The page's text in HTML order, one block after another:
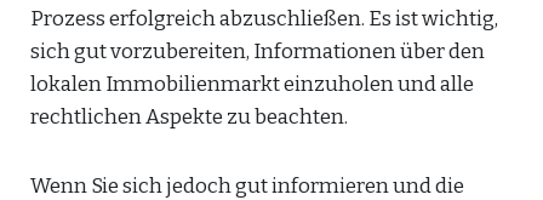
Prozess erfolgreich abzuschließen. Es ist wichtig,
sich gut vorzubereiten, Informationen über den
lokalen Immobilienmarkt einzuholen und alle
rechtlichen Aspekte zu beachten.
Wenn Sie sich jedoch gut informieren und die